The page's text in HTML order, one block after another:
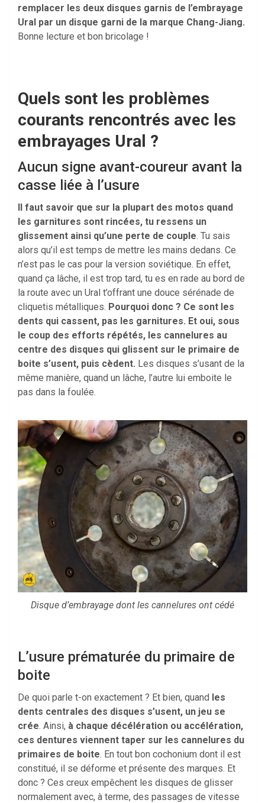
remplacer les deux disques garnis de l’embrayage
Ural par un disque garni de la marque Chang-Jiang.
Bonne lecture et bon bricolage !
Quels sont les problèmes
courants rencontrés avec les
embrayages Ural ?
Aucun signe avant-coureur avant la
casse liée à l’usure
Il faut savoir que sur la plupart des motos quand
les garnitures sont rincées, tu ressens un
glissement ainsi qu’une perte de couple. Tu sais
alors qu’il est temps de mettre les mains dedans. Ce
n’est pas le cas pour la version soviétique. En effet,
quand ça lâche, il est trop tard, tu es en rade au bord de
la route avec un Ural t’offrant une douce sérénade de
cliquetis métalliques. Pourquoi donc ? Ce sont les
dents qui cassent, pas les garnitures. Et oui, sous
le coup des efforts répétés, les cannelures au
centre des disques qui glissent sur le primaire de
boite s’usent, puis cèdent. Les disques s’usant de la
même manière, quand un lâche, l’autre lui emboite le
pas dans la foulée.
Disque d’embrayage dont les cannelures ont cédé
L’usure prématurée du primaire de
boite
De quoi parle t-on exactement ? Et bien, quand les
dents centrales des disques s’usent, un jeu se
crée. Ainsi, à chaque décélération ou accélération,
ces dentures viennent taper sur les cannelures du
primaires de boite. En tout bon cochonium dont il est
constitué, il se déforme et présente des marques. Et
donc ? Ces creux empêchent les disques de glisser
normalement avec, à terme, des passages de vitesse